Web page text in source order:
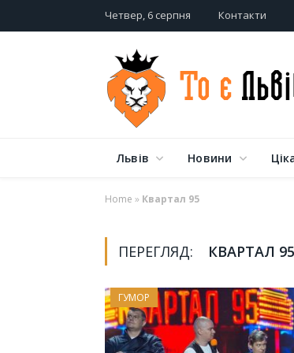
Четвер, 6 серпня Контакти
Львів Новини
Home » Квартал 95
ПЕРЕГЛЯД: КВАРТАЛ 95
ГУМОР